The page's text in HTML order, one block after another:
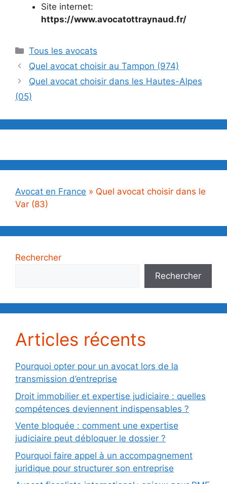
Site internet:
https://www.avocatottraynaud.fr/
Catégories
Tous les avocats
Quel avocat choisir au Tampon (974)
Quel avocat choisir dans les Hautes-Alpes
(05)
Avocat en France » Quel avocat choisir dans le
Var (83)
Rechercher
Rechercher
Articles récents
Pourquoi opter pour un avocat lors de la
transmission d’entreprise
Droit immobilier et expertise judiciaire : quelles
compétences deviennent indispensables ?
Vente bloquée : comment une expertise
judiciaire peut débloquer le dossier ?
Pourquoi faire appel à un accompagnement
juridique pour structurer son entreprise